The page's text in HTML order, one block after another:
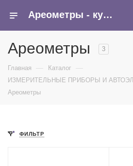
Ареометры - купить оптом в интернет-магазине Армина
Ареометры 3
Главная — Каталог —
ИЗМЕРИТЕЛЬНЫЕ ПРИБОРЫ И
Ареометры
ФИЛЬТР